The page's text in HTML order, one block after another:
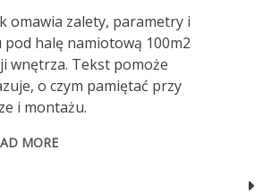
omawia zalety, parametry i
halę namiotową 100m2
wnętrza. Tekst pomoże
o czym pamiętać przy
i montażu.
MORE